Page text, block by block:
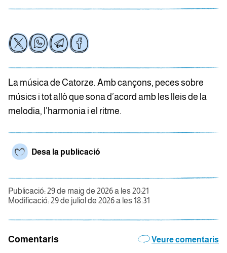
La música de Catorze. Amb cançons, peces sobre
músics i tot allò que sona d’acord amb les lleis de la
melodia, l’harmonia i el ritme.
Desa la publicació
Publicació: 29 de maig de 2026 a les 20:21
Modificació: 29 de juliol de 2026 a les 18:31
Comentaris Veure comentaris